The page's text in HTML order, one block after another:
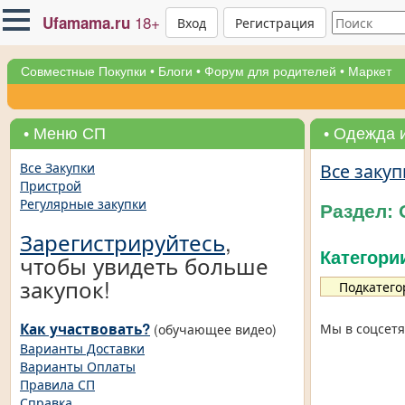
Ufamama.ru 18+ Вход Регистрация
Совместные Покупки • Блоги • Форум для родителей • Маркет
• Меню СП
Все Закупки
Пристрой
Регулярные закупки
Зарегистрируйтесь,
чтобы увидеть больше
закупок!
Как участвовать? (обучающее видео)
Варианты Доставки
Варианты Оплаты
Правила СП
• Одежда
Все
Раздел:
Мы в